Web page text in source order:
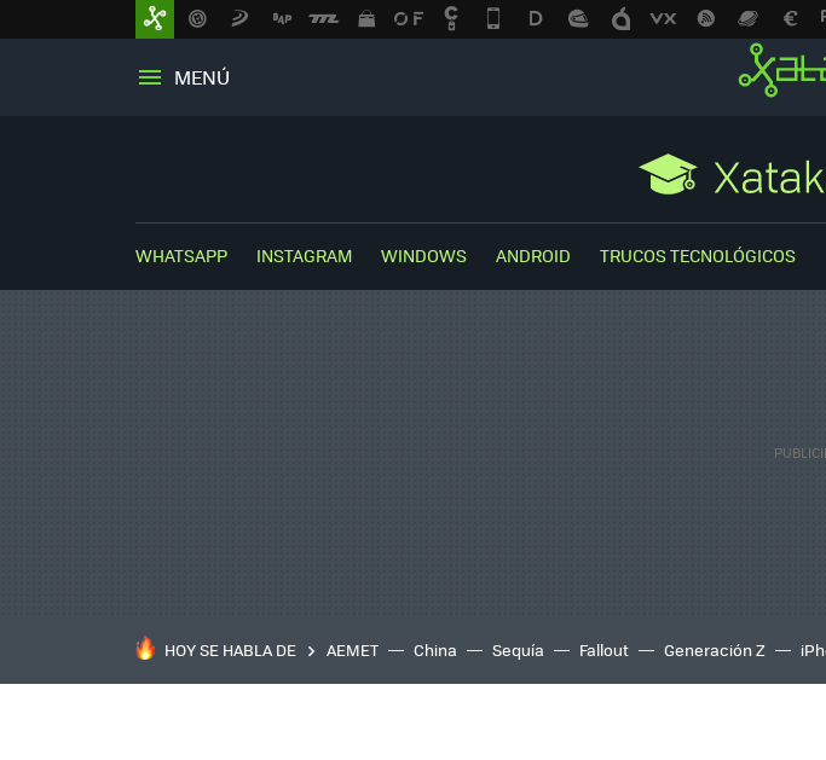
MENÚ
WHATSAPP INSTAGRAM WINDOWS ANDROID TRUCOS TECNOLÓGICOS
HOY SE HABLA DE AEMET China Sequía Fallout Generación Z